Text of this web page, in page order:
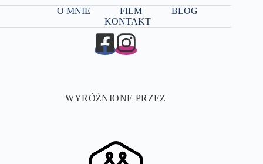
O MNIE FILM
BLOG
KONTAKT
WYRÓŻNIONE PRZEZ